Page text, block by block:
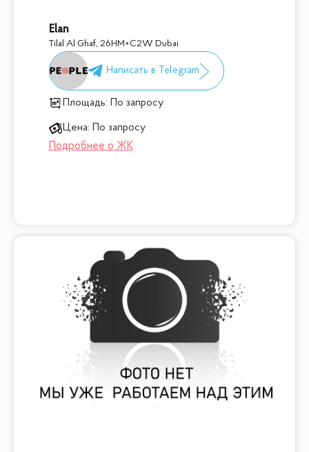
Elan
Tilal Al Ghaf, 26HM+C2W Dubai
Площадь: По запросу
Цена: По запросу